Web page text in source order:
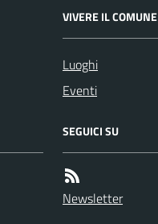
VIVERE IL COMUNE
Luoghi
Eventi
SEGUICI SU
Newsletter